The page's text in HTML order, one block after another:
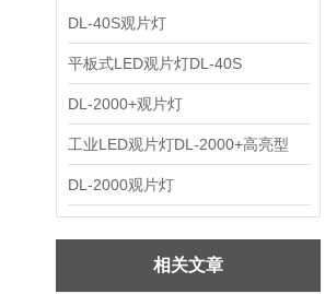
DL-40S观片灯
平板式LED观片灯DL-40S
DL-2000+观片灯
工业LED观片灯DL-2000+高亮型
DL-2000观片灯
相关文章